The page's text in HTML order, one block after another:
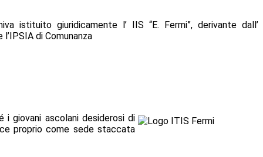
istituito giuridicamente l’ IIS “E. Fermi”, derivante dall’
di Comunanza
giovani ascolani desiderosi di
proprio come sede staccata